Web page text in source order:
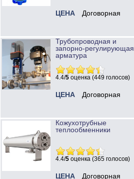
ЦЕНА Договорная
Трубопроводная и
запорно-регулирующая
арматура
4.4/5 оценка (449 голосов)
ЦЕНА Договорная
Кожухотрубные
теплообменники
4.4/5 оценка (365 голосов)
ЦЕНА Договорная